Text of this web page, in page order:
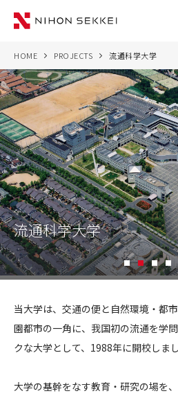
SERVICES
PROJECTS
THINK
NEWS
CORPORATE
RECRUIT
HOME PROJECTS 流通科学大学
流通科学大学
1 2 3 4
当大学は、交通の便と自然環境・都
園都市の一角に、我国初の流通を学
クな大学として、1988年に開校しまし
大学の基幹をなす教育・研究の場を